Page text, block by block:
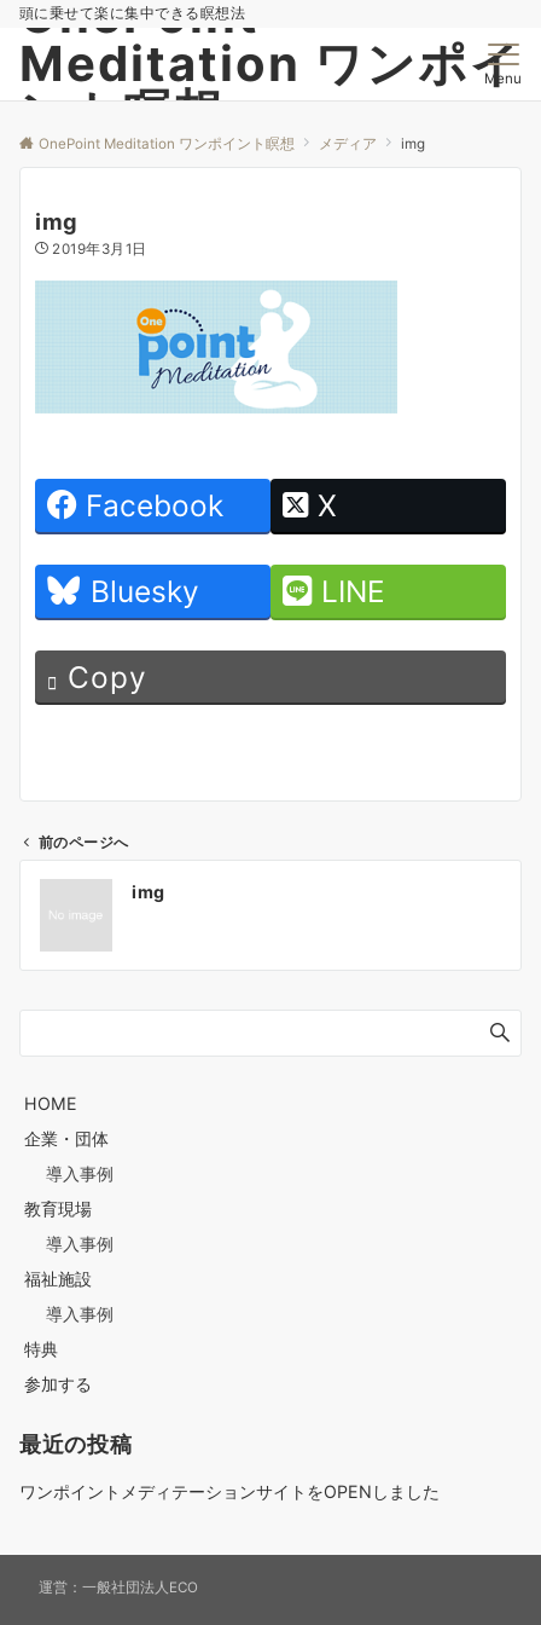
頭に乗せて楽に集中できる瞑想法
OnePoint
Meditation ワンポイ
ント瞑想
Menu
OnePoint Meditation ワンポイント瞑想 メディア img
img
2019年3月1日
Facebook X
Bluesky LINE
Copy
投
稿
ナ
ビ
ゲ
ー
シ
ョ
前のページへ
img
HOME
企業・団体
導入事例
教育現場
導入事例
福祉施設
導入事例
特典
参加する
最近の投稿
ワンポイントメディテーションサイトをOPENしました
運営： 一般社団法人ECO